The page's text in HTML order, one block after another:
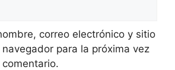
correo electrónico y sitio
para la próxima vez